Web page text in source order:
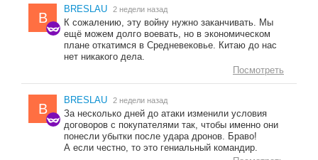
B
BRESLAU 2 недели назад
К сожалению, эту войну нужно заканчивать. Мы
ещё можем долго воевать, но в экономическом
плане откатимся в Средневековье. Китаю до нас
нет никакого дела.
Посмотреть
B
BRESLAU 2 недели назад
За несколько дней до атаки изменили условия
договоров с покупателями так, чтобы именно они
понесли убытки после удара дронов. Браво!
А если честно, то это гениальный командир.